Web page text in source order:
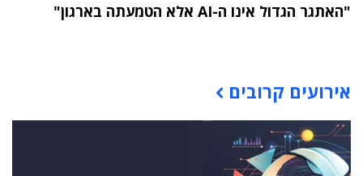
"האתגר הגדול אינו ה-AI אלא הטמעתה בארגון"
אירועים קרובים